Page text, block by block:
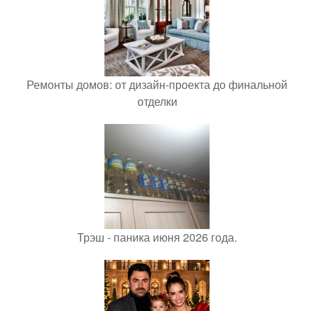
Ремонты домов: от дизайн-проекта до финальной
отделки
Трэш - паника июня 2026 года.